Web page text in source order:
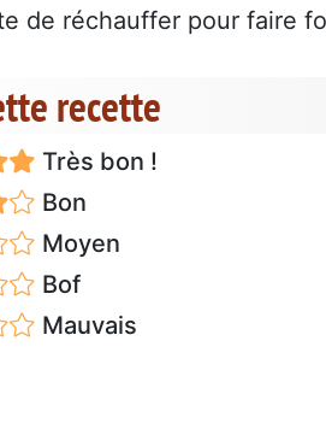
de réchauffer pour faire
recette
Très bon !
Bon
Moyen
Bof
Mauvais